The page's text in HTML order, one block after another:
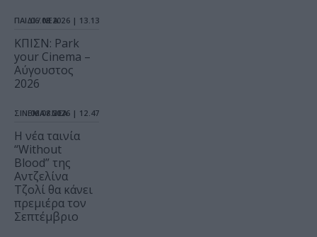
ΠΑΙΔΙ / ΝΕΑ
06.08.2026 | 13.13
ΚΠΙΣΝ: Park
your Cinema –
Αύγουστος
2026
ΣΙΝΕΜΑ / ΝΕΑ
06.08.2026 | 12.47
Η νέα ταινία
“Without
Blood” της
Αντζελίνα
Τζολί θα κάνει
πρεμιέρα τον
Σεπτέμβριο